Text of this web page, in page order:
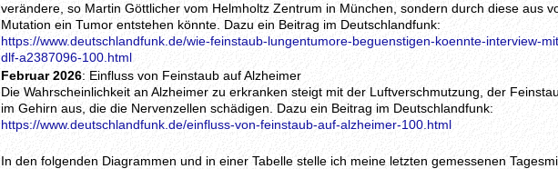
verändere, so Martin Göttlicher vom Helmholtz Zentrum in München, sondern durch diese aus
Mutation ein Tumor entstehen könnte. Dazu ein Beitrag im Deutschlandfunk:
https://www.deutschlandfunk.de/wie-feinstaub-lungentumore-beguenstigen-koennte-interview-
dlf-a2387096-100.html
Februar 2026: Einfluss von Feinstaub auf Alzheimer
Die Wahrscheinlichkeit an Alzheimer zu erkranken steigt mit der Luftverschmutzung, der
im Gehirn aus, die die Nervenzellen schädigen. Dazu ein Beitrag im Deutschlandfunk:
https://www.deutschlandfunk.de/einfluss-von-feinstaub-auf-alzheimer-100.html
In den folgenden Diagrammen und in einer Tabelle stelle ich meine letzten gemessenen